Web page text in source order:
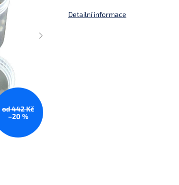
od 442 Kč
–20 %
Detailní informace